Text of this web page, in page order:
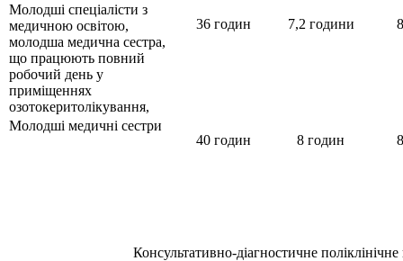
Молодші спеціалісти з
медичною освітою,
молодша медична сестра,
що працюють повний
робочий день у
приміщеннях
озотокеритолікування,
36 годин 7,2 години
Молодші медичні сестри
40 годин
8 годин
Консультативно-діагностичне поліклінічне